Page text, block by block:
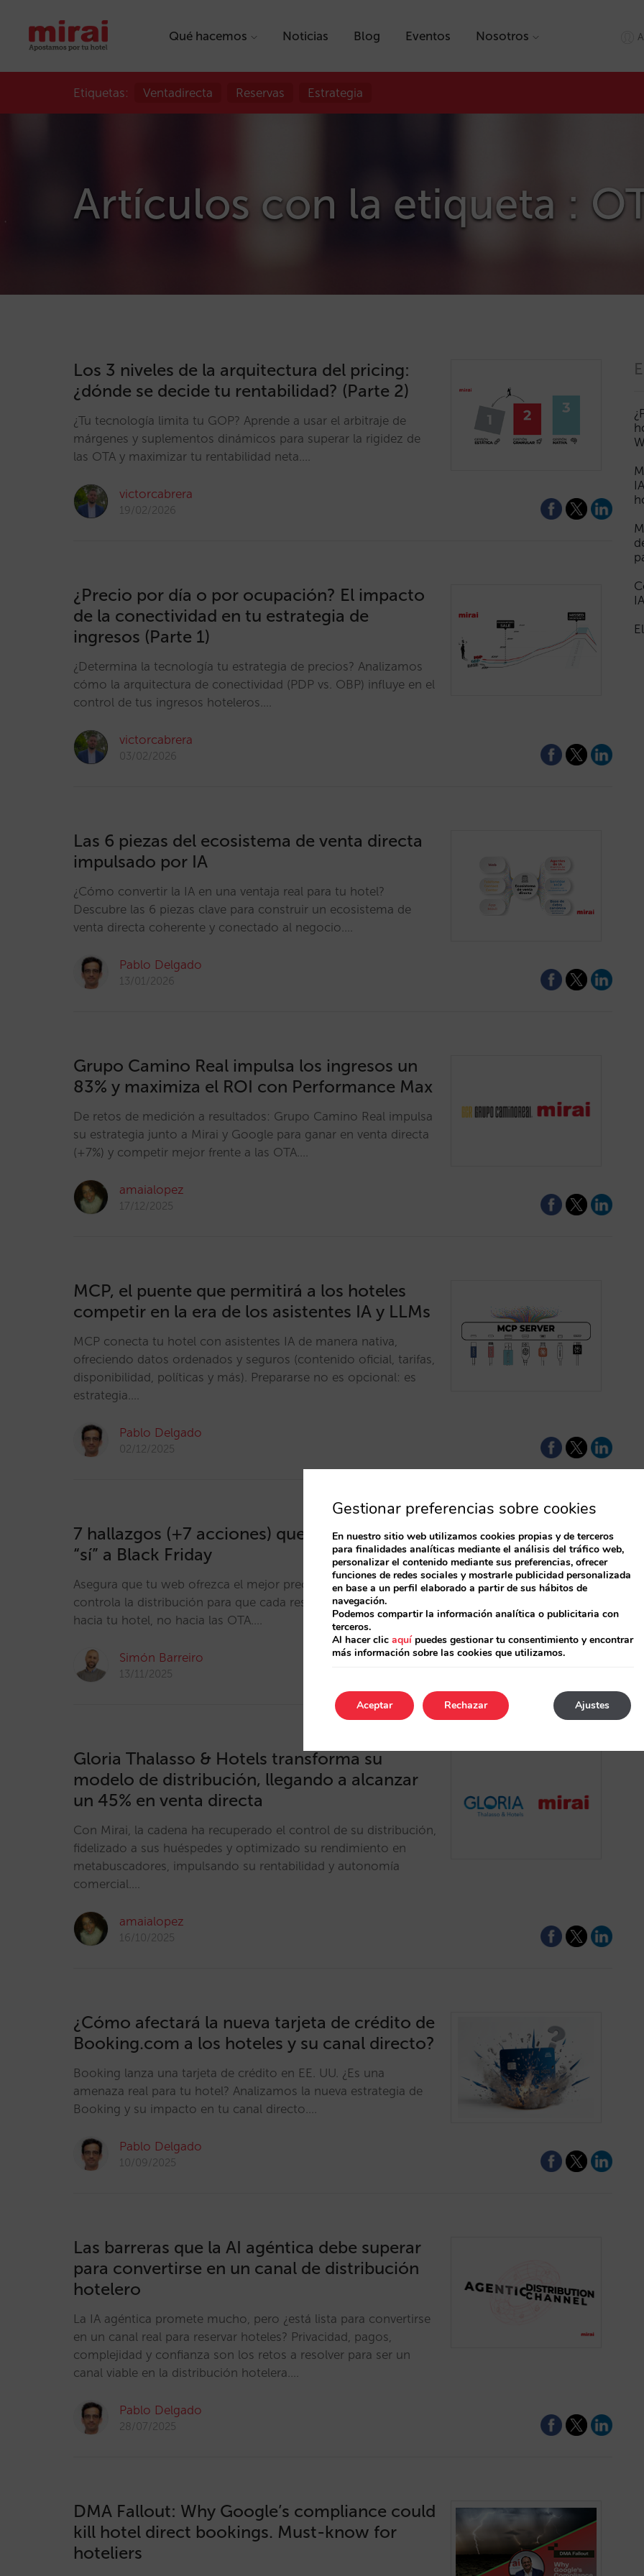
Qué hacemos Noticias Blog Eventos Nosotros
Etiquetas: Ventadirecta Reservas Estrategia
Artículos con la etiqueta :
Los 3 niveles de la arquitectura del pricing:
¿dónde se decide tu rentabilidad? (Parte 2)
¿Tu tecnología limita tu GOP? Aprende a usar el arbitraje de
márgenes y suplementos dinámicos para superar la rigidez de
las OTA y maximizar tu rentabilidad neta.…
victorcabrera
19/02/2026
¿Precio por día o por ocupación? El impacto
de la conectividad en tu estrategia de
ingresos (Parte 1)
¿Determina la tecnología tu estrategia de precios? Analizamos
cómo la arquitectura de conectividad (PDP vs. OBP) influye en el
control de tus ingresos hoteleros.…
victorcabrera
03/02/2026
Las 6 piezas del ecosistema de venta directa
impulsado por IA
¿Cómo convertir la IA en una ventaja real para tu hotel?
Descubre las 6 piezas clave para construir un ecosistema de
venta directa coherente y conectado al negocio.…
Pablo Delgado
13/01/2026
Grupo Camino Real impulsa los ingresos un
83% y maximiza el ROI con Performance Max
De retos de medición a resultados: Grupo Camino Real impulsa
su estrategia junto a Mirai y Google para ganar en venta directa
(+7%) y competir mejor frente a las OTA.…
amaialopez
17/12/2025
MCP, el puente que permitirá a los hoteles
competir en la era de los asistentes IA y LLMs
MCP conecta tu hotel con asistentes IA de manera nativa,
ofreciendo datos ordenados y seguros (contenido oficial, tarifas,
disponibilidad, políticas y más). Prepararse no es opcional: es
estrategia.…
Pablo Delgado
02/12/2025
7 hallazgos (+7 acciones) que te harán decir
“sí” a Black Friday
Asegura que tu web ofrezca el mejor precio y condiciones, y
controla la distribución para que cada reserva de valor fluya
hacia tu hotel, no hacia las OTA.…
Simón Barreiro
13/11/2025
Gloria Thalasso & Hotels transforma su
modelo de distribución, llegando a alcanzar
un 45% en venta directa
Con Mirai, la cadena ha recuperado el control de su distribución,
fidelizado a sus huéspedes y optimizado su rendimiento en
metabuscadores, impulsando su rentabilidad y autonomía
comercial.…
amaialopez
16/10/2025
¿Cómo afectará la nueva tarjeta de crédito de
Booking.com a los hoteles y su canal directo?
Booking lanza una tarjeta de crédito en EE. UU. ¿Es una
amenaza real para tu hotel? Analizamos la nueva estrategia de
Booking y su impacto en tu canal directo.…
Pablo Delgado
10/09/2025
Las barreras que la AI agéntica debe superar
para convertirse en un canal de distribución
hotelero
La IA agéntica promete mucho, pero ¿está lista para convertirse
en un canal real para reservar hoteles? Privacidad, pagos,
complejidad y confianza son los retos a resolver para ser un
canal viable en la distribución hotelera.…
Pablo Delgado
28/07/2025
DMA Fallout: Why Google’s compliance could
kill hotel direct bookings. Must-know for
hoteliers
Gestionar preferencias sobre cookies
En nuestro sitio web utilizamos cookies propias y de terceros
para finalidades analíticas mediante el análisis del tráfico web,
personalizar el contenido mediante sus preferencias, ofrecer
funciones de redes sociales y mostrarle publicidad personalizada
en base a un perfil elaborado a partir de sus hábitos de
navegación.
Podemos compartir la información analítica o publicitaria con
terceros.
Al hacer clic aquípuedes gestionar tu consentimiento y encontrar
más información sobre las cookies que utilizamos.
Aceptar Ajustes
Rechazar